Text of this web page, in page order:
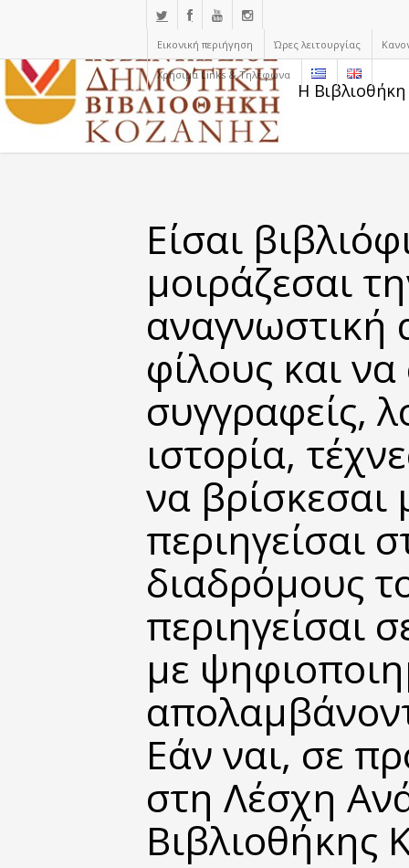
Εικονική περιήγηση Ώρες λειτουργίας
Χρήσιμα Links & Τηλέφωνα
Η
Είσαι
μοιράζεσαι
αναγνωστική
φίλους και
συγγραφείς,
ιστορία,
να βρίσκεσαι
περιηγείσαι
διαδρόμους
περιηγείσαι
με
Εάν ναι, σε
στη Λέσχη
Βιβλιοθήκης